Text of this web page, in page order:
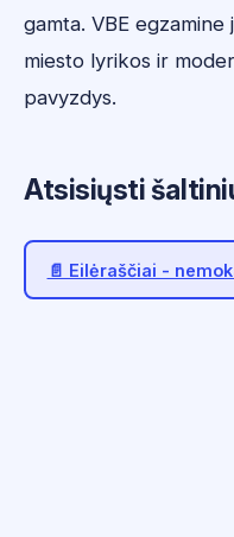
gamta. VBE
miesto lyrikos ir
pavyzdys.
Atsisiųsti
📄 Eilėraščiai -